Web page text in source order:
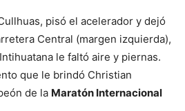
pisó el acelerador y dejó
Central (margen izquierda),
le faltó aire y piernas.
que le brindó Christian
de la Maratón Internacional